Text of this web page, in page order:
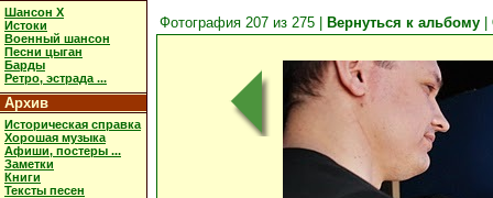
Шансон X
Истоки
Военный шансон
Песни цыган
Барды
Ретро, эстрада ...
Архив
Историческая справка
Хорошая музыка
Афиши, постеры ...
Заметки
Книги
Тексты песен
Фотография 207 из 275 | Вернуться к альбому